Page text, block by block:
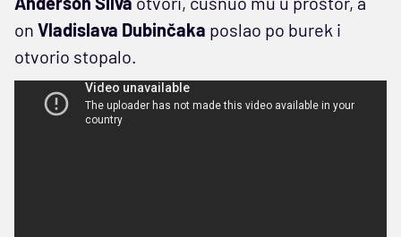
on Vladislava Dubinčaka poslao po burek i
otvorio stopalo.